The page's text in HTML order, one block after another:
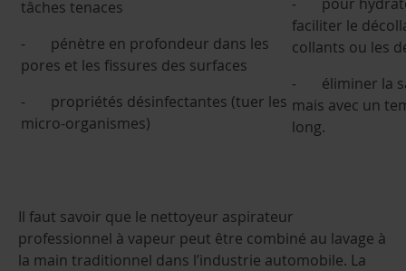
tâches tenaces
- pénètre en profondeur dans les
pores et les fissures des surfaces
- propriétés désinfectantes (tuer les
micro-organismes)
faciliter le
collants ou les
- éliminer la
mais avec un
long.
Il faut savoir que le nettoyeur aspirateur
professionnel à vapeur peut être combiné au lavage à
la main traditionnel dans l’industrie automobile. La